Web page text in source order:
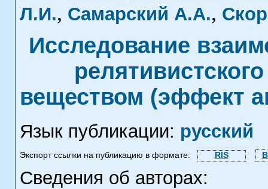
Л.И., Самарский А.А.,
Исследование
веществом (эффект
Язык публикации: русский
Экспорт ссылки на публикацию в формате: RIS
Сведения об авторах: